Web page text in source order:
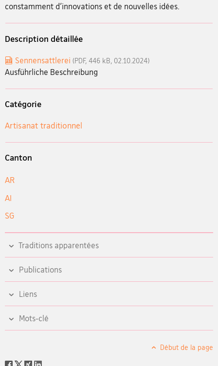
constamment d’innovations et de nouvelles idées.
Description détaillée
Sennensattlerei (PDF, 446 kB, 02.10.2024)
Ausführliche Beschreibung
Catégorie
Artisanat traditionnel
Canton
AR
AI
SG
Traditions apparentées
Publications
Liens
Mots-clé
Début de la page
Social